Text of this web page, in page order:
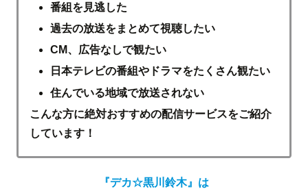
番組を見逃した
過去の放送をまとめて視聴したい
CM、広告なしで観たい
日本テレビの番組やドラマをたくさん観たい
住んでいる地域で放送されない
こんな方に絶対おすすめの配信サービスをご紹介
しています！
『デカ☆黒川鈴木』は